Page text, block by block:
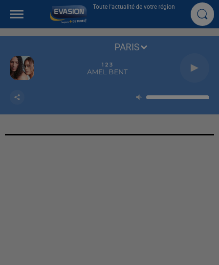
Toute l'actualité de votre région
1 2 3
AMEL BENT
PARIS